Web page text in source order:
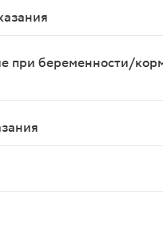
при беременности/